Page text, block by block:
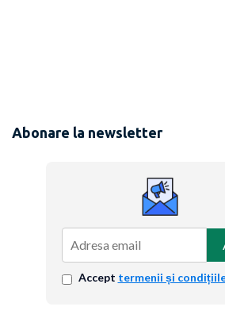
Abonare la newsletter
Accept termenii și